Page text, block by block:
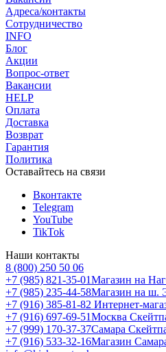
Адреса/контакты
Сотрудничество
INFO
Блог
Акции
Вопрос-ответ
Вакансии
HELP
Оплата
Доставка
Возврат
Гарантия
Политика
Оставайтесь на связи
Вконтакте
Telegram
YouTube
TikTok
Наши контакты
8 (800) 250 50 06
+7 (985) 821-35-01Магазин на
+7 (985) 235-44-58Магазин на ш.
+7 (916) 385-81-82 Интернет-
+7 (916) 697-69-51Москва
+7 (999) 170-37-37Самара
+7 (916) 533-32-16Магазин